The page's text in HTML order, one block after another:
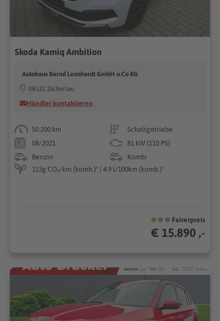
Skoda Kamiq Ambition
Autohaus Bernd Leonhardt GmbH u.Co KG
08321 Zschorlau
Händler kontaktieren
50.200 km
Schaltgetriebe
08/2021
81 kW (110 PS)
Benzin
Kombi
113g CO₂/km (komb.)* | 4.9 l/100km (komb.)*
Fairerpreis
€ 15.890 ,-